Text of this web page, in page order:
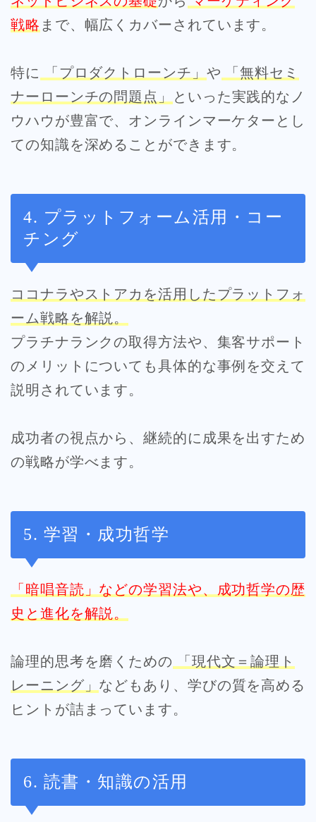
戦略 まで、幅広くカバーされています。
特に 「プロダクトローンチ」 や 「無料セミ
ナーローンチの問題点」
といった実践的なノ
ウハウが豊富で、オンラインマーケターとし
ての知識を深めることができます。
4. プラットフォーム活用・コー
チング
ココナラやストアカを活用したプラットフォ
ーム戦略を解説。
プラチナランクの取得方法や、集客サポート
のメリットについても具体的な事例を交えて
説明されています。
成功者の視点から、継続的に成果を出すため
の戦略が学べます。
5. 学習・成功哲学
「暗唱音読」などの学習法や、成功哲学の歴
史と進化を解説。
論理的思考を磨くための 「現代文＝論理ト
レーニング」 などもあり、学びの質を高める
ヒントが詰まっています。
6. 読書・知識の活用